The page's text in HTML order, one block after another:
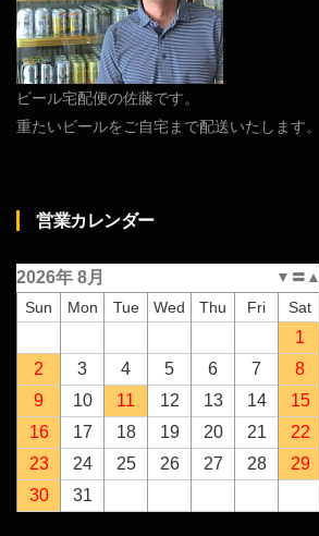
ビール宅配便の佐藤です。
重たいビールをご自宅まで配送いたします。
営業カレンダー
▲
〓
▼
2026年 8月
Sun Mon Tue Wed Thu Fri Sat
1
2
3 4 5 6 7
8
9
10 11 12 13 14
15
16
17 18 19 20 21
22
23
24 25 26 27 28
29
30
31